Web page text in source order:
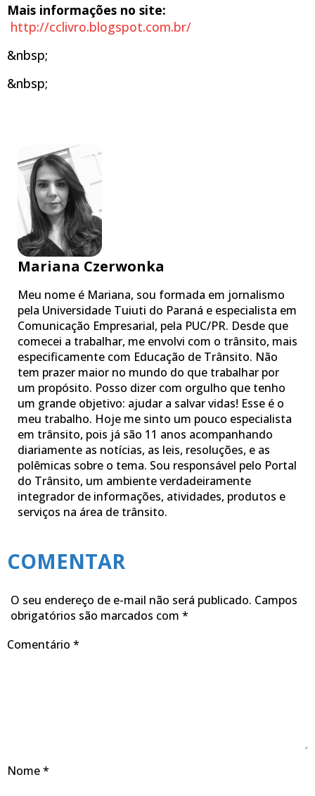
Mais informações no site:
http://cclivro.blogspot.com.br/
&nbsp;
&nbsp;
Mariana Czerwonka
Meu nome é Mariana, sou formada em jornalismo
pela Universidade Tuiuti do Paraná e especialista em
Comunicação Empresarial, pela PUC/PR. Desde que
comecei a trabalhar, me envolvi com o trânsito, mais
especificamente com Educação de Trânsito. Não
tem prazer maior no mundo do que trabalhar por
um propósito. Posso dizer com orgulho que tenho
um grande objetivo: ajudar a salvar vidas! Esse é o
meu trabalho. Hoje me sinto um pouco especialista
em trânsito, pois já são 11 anos acompanhando
diariamente as notícias, as leis, resoluções, e as
polêmicas sobre o tema. Sou responsável pelo Portal
do Trânsito, um ambiente verdadeiramente
integrador de informações, atividades, produtos e
serviços na área de trânsito.
COMENTAR
O seu endereço de e-mail não será publicado. Campos
obrigatórios são marcados com *
Comentário *
Nome*